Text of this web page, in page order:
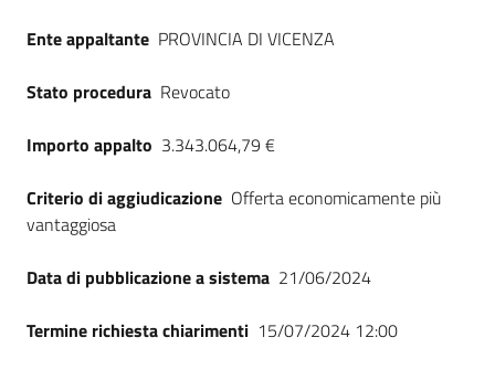
Seguici
Ente appaltante PROVINCIA DI VICENZA
Stato procedura Revocato
Importo appalto 3.343.064,79 €
Criterio di aggiudicazione Offerta economicamente più
vantaggiosa
Data di pubblicazione a sistema 21/06/2024
Termine richiesta chiarimenti 15/07/2024 12:00